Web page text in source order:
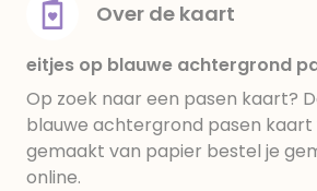
Over de kaart
eitjes op blauwe achtergrond
Op zoek naar een pasen kaart?
blauwe achtergrond pasen kaart
gemaakt van papier bestel je
online.